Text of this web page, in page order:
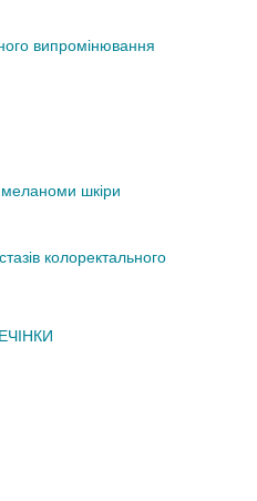
випромінювання
меланоми шкіри
колоректального